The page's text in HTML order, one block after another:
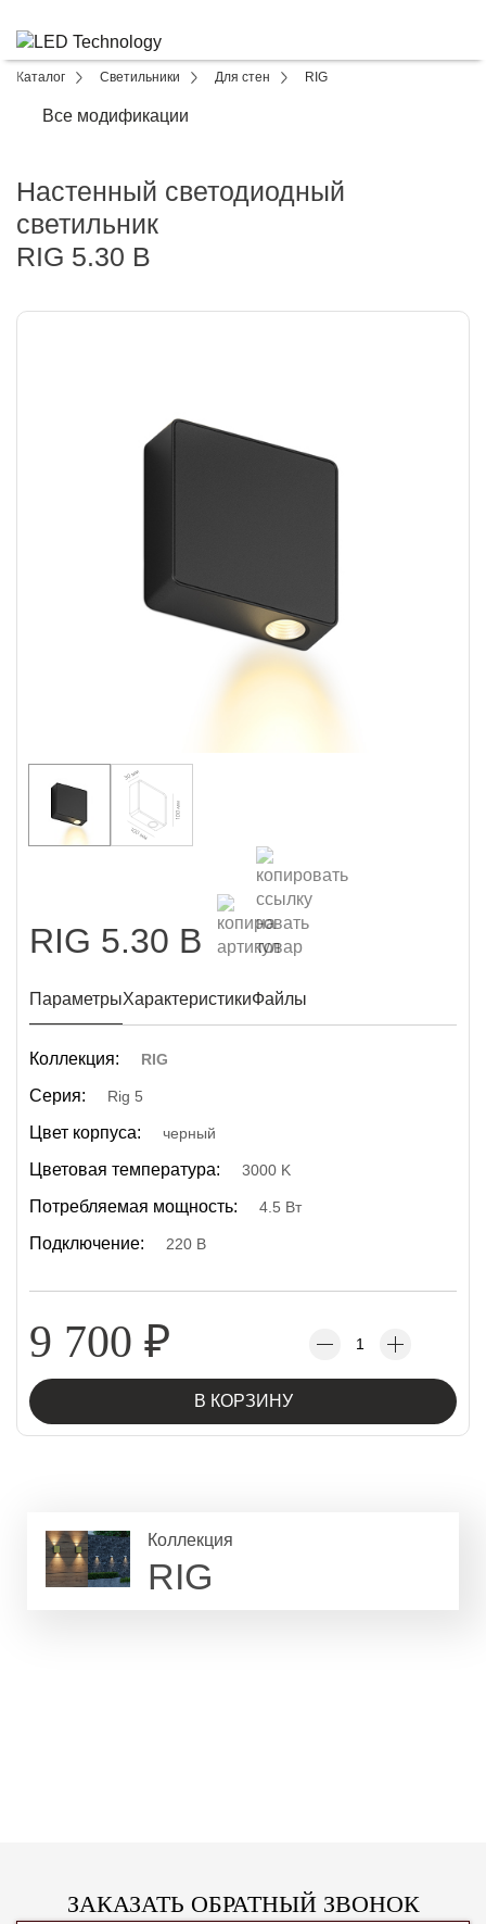
Каталог Светильники Для стен RIG
Все модификации
Настенный светодиодный
светильник
RIG 5.30 B
RIG 5.30 B
ПараметрыХарактеристикиФайлы
Коллекция: RIG
Серия: Rig 5
Цвет корпуса: черный
Цветовая температура: 3000 K
Потребляемая мощность: 4.5 Вт
Подключение: 220 В
9 700 ₽
В КОРЗИНУ
Коллекция
RIG
ЗАКАЗАТЬ ОБРАТНЫЙ ЗВОНОК